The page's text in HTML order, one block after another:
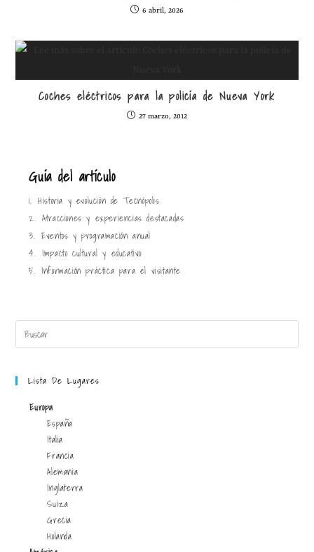
6 abril, 2026
Coches eléctricos para la policía de Nueva York
27 marzo, 2012
Guía del artículo
1. Historia y evolución de Tecnópolis
2. Atracciones y experiencias destacadas
3. Eventos y programación anual
4. Impacto cultural y educativo
5. Información práctica para el visitante
Lista De Lugares
Europa
España
Italia
Francia
Alemania
Inglaterra
Suiza
Grecia
Holanda